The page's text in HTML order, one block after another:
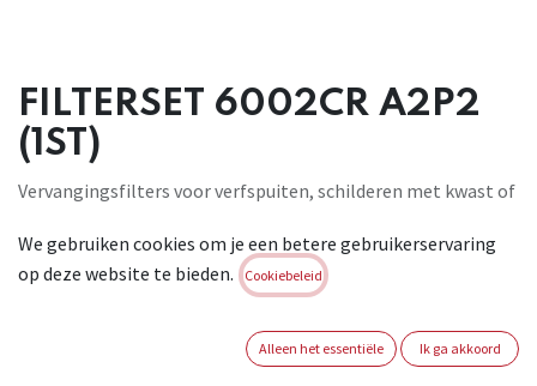
FILTERSET 6002CR A2P2
(1ST)
Vervangingsfilters voor verfspuiten, schilderen met kwast of
tegen organische gassen en dampen zoals op oplosmiddelen
gebaseerde verf, lijm en reinigingsmiddelen. P2-bescherming
bevattende nevels. Te gebruiken met de 3M™ 6000‑ en 7000-
serie Herbruikbare maskers . Beter ademend en minder
We gebruiken cookies om je een betere gebruikerservaring
op deze website te bieden.
Cookiebeleid
Alleen het essentiële Ik ga akkoord